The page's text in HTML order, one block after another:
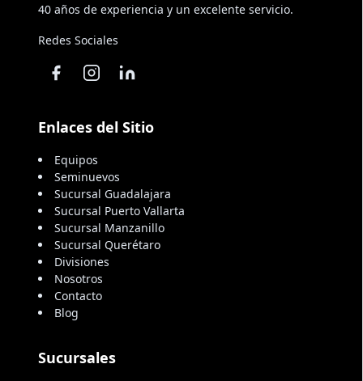
40 años de experiencia y un excelente servicio.
Redes Sociales
Enlaces del Sitio
Equipos
Seminuevos
Sucursal Guadalajara
Sucursal Puerto Vallarta
Sucursal Manzanillo
Sucursal Querétaro
Divisiones
Nosotros
Contacto
Blog
Sucursales